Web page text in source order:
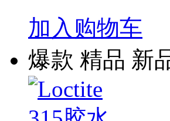
加入购物车
爆款 精品 新